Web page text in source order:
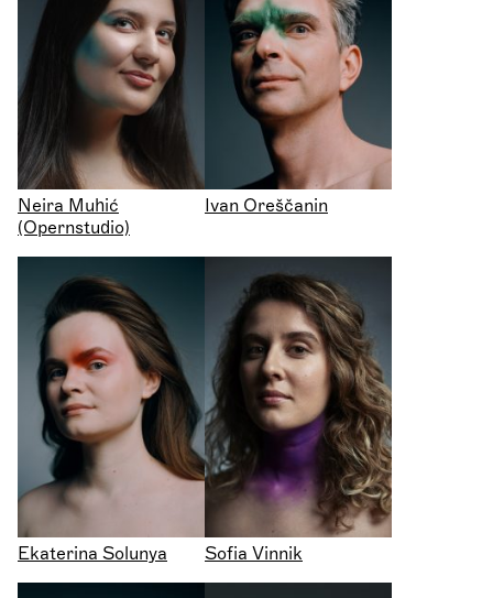
Neira Muhić
(Opernstudio)
Ivan Oreščanin
Ekaterina Solunya Sofia Vinnik